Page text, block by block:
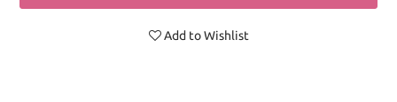
Add to Wishlist